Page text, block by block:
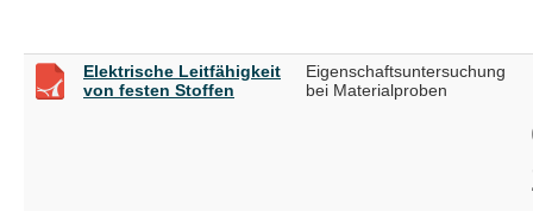
Elektrische Leitfähigkeit
von festen Stoffen
Eigenschaftsuntersuchung
bei Materialproben